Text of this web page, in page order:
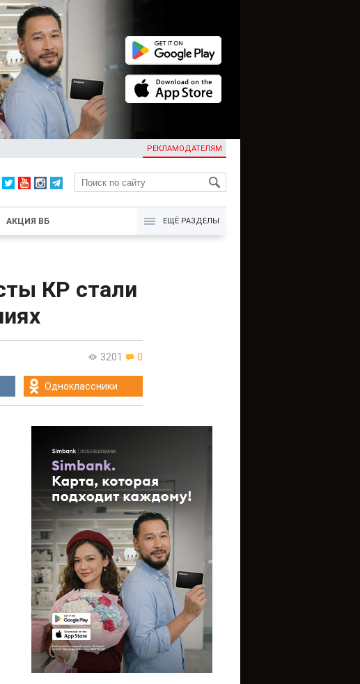
РЕКЛАМОДАТЕЛЯМ
KG
АКЦИЯ ВБ ЕЩЁ РАЗДЕЛЫ
КР стали
3201 0
Одноклассники